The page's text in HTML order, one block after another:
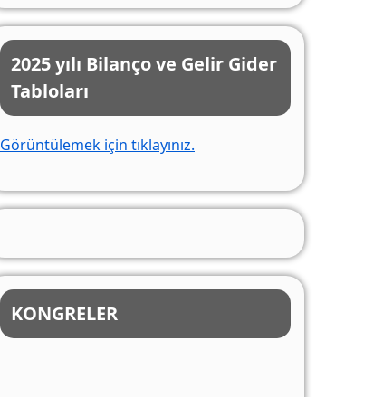
2025 yılı Bilanço ve Gelir Gider
Tabloları
Görüntülemek için tıklayınız.
KONGRELER